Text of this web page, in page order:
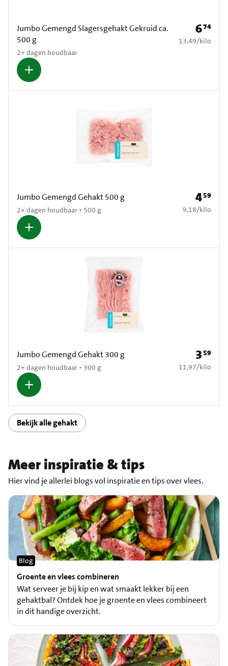
Jumbo Gemengd Slagersgehakt Gekruid ca.
500 g
2+ dagen houdbaar
Prijs: €
674
€ 13,49 per kilo
13,49/kilo
Jumbo Gemengd Gehakt 500 g
2+ dagen houdbaar • 500 g
Prijs: €
459
€ 9,18 per kilo
9,18/kilo
Jumbo Gemengd Gehakt 300 g
2+ dagen houdbaar • 300 g
Prijs: €
3 59
€ 11,97 per kilo
11,97/kilo
Bekijk alle gehakt
Meer inspiratie & tips
Hier vind je allerlei blogs vol inspiratie en tips over vlees.
Groente en vlees combineren
Blog
Wat serveer je bij kip en wat smaakt lekker bij een
gehaktbal? Ontdek hoe je groente en vlees combineert
in dit handige overzicht.